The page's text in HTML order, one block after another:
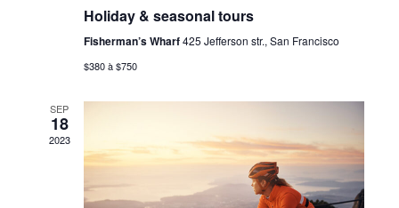
Holiday & seasonal tours
Fisherman’s Wharf425 Jefferson str., San Francisco
$380 à $750
SEP
18
2023